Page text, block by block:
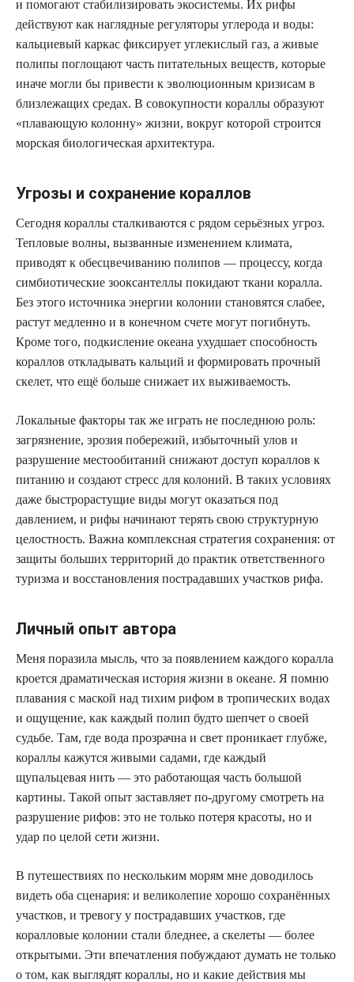
и помогают стабилизировать экосистемы. Их рифы
действуют как наглядные регуляторы углерода и воды:
кальциевый каркас фиксирует углекислый газ, а живые
полипы поглощают часть питательных веществ, которые
иначе могли бы привести к эволюционным кризисам в
близлежащих средах. В совокупности кораллы образуют
«плавающую колонну» жизни, вокруг которой строится
морская биологическая архитектура.
Угрозы и сохранение кораллов
Сегодня кораллы сталкиваются с рядом серьёзных угроз.
Тепловые волны, вызванные изменением климата,
приводят к обесцвечиванию полипов — процессу, когда
симбиотические зооксантеллы покидают ткани коралла.
Без этого источника энергии колонии становятся слабее,
растут медленно и в конечном счете могут погибнуть.
Кроме того, подкисление океана ухудшает способность
кораллов откладывать кальций и формировать прочный
скелет, что ещё больше снижает их выживаемость.
Локальные факторы так же играть не последнюю роль:
загрязнение, эрозия побережий, избыточный улов и
разрушение местообитаний снижают доступ кораллов к
питанию и создают стресс для колоний. В таких условиях
даже быстрорастущие виды могут оказаться под
давлением, и рифы начинают терять свою структурную
целостность. Важна комплексная стратегия сохранения: от
защиты больших территорий до практик ответственного
туризма и восстановления пострадавших участков рифа.
Личный опыт автора
Меня поразила мысль, что за появлением каждого коралла
кроется драматическая история жизни в океане. Я помню
плавания с маской над тихим рифом в тропических водах
и ощущение, как каждый полип будто шепчет о своей
судьбе. Там, где вода прозрачна и свет проникает глубже,
кораллы кажутся живыми садами, где каждый
щупальцевая нить — это работающая часть большой
картины. Такой опыт заставляет по-другому смотреть на
разрушение рифов: это не только потеря красоты, но и
удар по целой сети жизни.
В путешествиях по нескольким морям мне доводилось
видеть оба сценария: и великолепие хорошо сохранённых
участков, и тревогу у пострадавших участков, где
коралловые колонии стали бледнее, а скелеты — более
открытыми. Эти впечатления побуждают думать не только
о том, как выглядят кораллы, но и какие действия мы